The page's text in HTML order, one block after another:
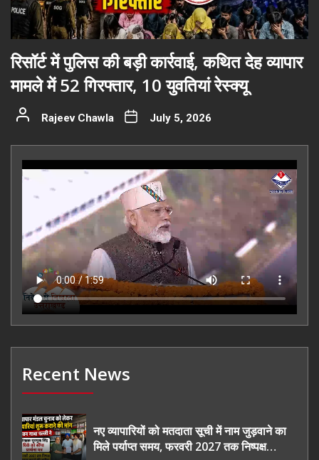
रिसॉर्ट में पुलिस की बड़ी कार्रवाई, कथित देह व्यापार
मामले में 52 गिरफ्तार, 10 युवतियां रेस्क्यू
Rajeev Chawla July 5, 2026
Recent News
नए व्यापारियों को मतदाता सूची में नाम जुड़वाने का
मिले पर्याप्त समय, फरवरी 2027 तक निष्पक्ष